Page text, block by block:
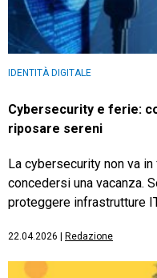
IDENTITÀ DIGITALE
Cybersecurity e ferie:
riposare sereni
La cybersecurity non va
concedersi una vacanza.
proteggere infrastrutture
22.04.2026 Redazione